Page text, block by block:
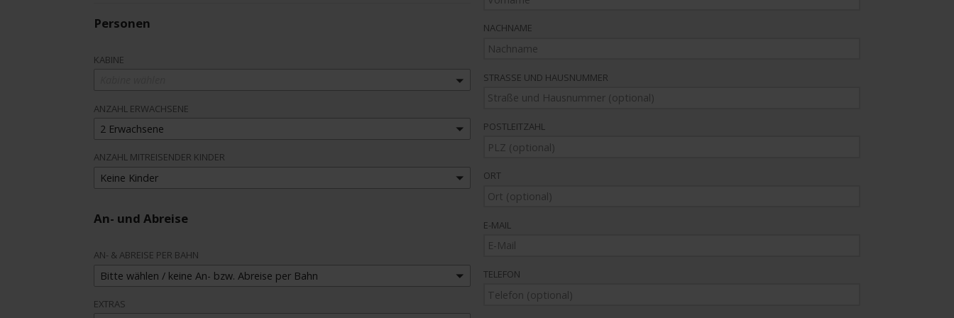
Personen
KABINE
ANZAHL ERWACHSENE
2 Erwachsene
ANZAHL MITREISENDER KINDER
Keine Kinder
An- und Abreise
AN- & ABREISE PER BAHN
Bitte wählen / keine An- bzw. Abreise per Bahn
EXTRAS
NACHNAME
STRASSE UND HAUSNUMMER
POSTLEITZAHL
ORT
E-MAIL
TELEFON